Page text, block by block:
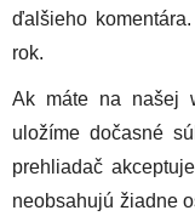
ďalšieho
rok.
Ak máte na našej
uložíme dočasné
prehliadač
neobsahujú žiadne